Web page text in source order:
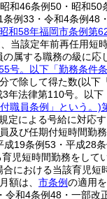
和46条例50・昭和
例33・令和4条例48
和58年福岡市条例第
当該定年前再任用短
属する職務の級に
号。以下「勤務条件
で除して得た数(以下
3年法律第110号。以
職員条例」という。)
定による号給に対応
び任期付短時間勤務
19条例53・平成28
児短時間勤務をして
における当該育児
額は、 市条例の適用
令和4条例48・一部改